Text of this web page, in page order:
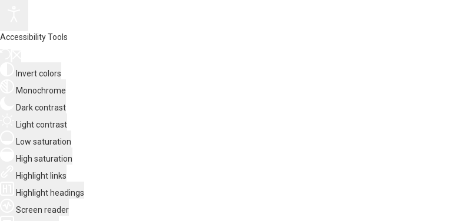
Accessibility Tools
Invert colors
Monochrome
Dark contrast
Light contrast
Low saturation
High saturation
Highlight links
Highlight headings
Screen reader